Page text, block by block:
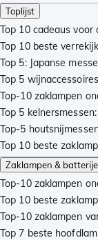
Toplijst
Top 10 cadeaus voor
Top 10 beste
Top 5: Japanse
Top 5 wijnaccessoires
Top-10 zaklampen
Top 5
Top-5
Top 10 beste
Zaklampen &
Top-10 zaklampen
Top 10 beste
Top-10 zaklampen
Top 7 beste